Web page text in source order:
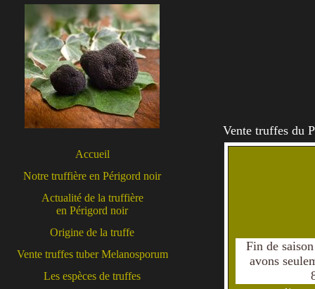
Accueil
Notre truffière en Périgord noir
Actualité de la truffière
en Périgord noir
Origine de la truffe
Vente truffes tuber Melanosporum
Les espèces de truffes
Vente truffes du